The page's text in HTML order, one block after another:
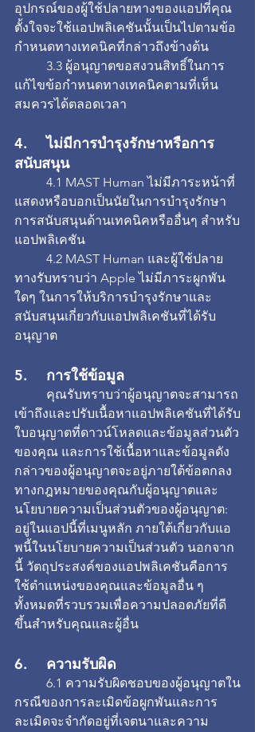
อุปกรณ์ของผู้ใช้ปลายทางของแอปที่คุณ
ตั้งใจจะใช้แอปพลิเคชันนั้นเป็นไปตามข้อ
กำหนดทางเทคนิคที่กล่าวถึงข้างต้น
แก้ไขข้อกำหนดทางเทคนิคตามที่เห็น
สมควรได้ตลอดเวลา
4. 	ไม่มีการบำรุงรักษาหรือการ
สนับสนุน
แสดงหรือบอกเป็นนัยในการบำรุงรักษา
การสนับสนุนด้านเทคนิคหรืออื่นๆ สำหรับ
แอปพลิเคชัน
ทางรับทราบว่า Apple ไม่มีภาระผูกพัน
ใดๆ ในการให้บริการบำรุงรักษาและ
สนับสนุนเกี่ยวกับแอปพลิเคชันที่ได้รับ
อนุญาต
5. 	การใช้ข้อมูล
เข้าถึงและปรับเนื้อหาแอปพลิเคชันที่ได้รับ
ใบอนุญาตที่ดาวน์โหลดและข้อมูลส่วนตัว
ของคุณ และการใช้เนื้อหาและข้อมูลดัง
กล่าวของผู้อนุญาตจะอยู่ภายใต้ข้อตกลง
ทางกฎหมายของคุณกับผู้อนุญาตและ
นโยบายความเป็นส่วนตัวของผู้อนุญาต:
อยู่ในแอปนี้ที่เมนูหลัก ภายใต้เกี่ยวกับแอ
พนี้ในนโยบายความเป็นส่วนตัว นอกจาก
นี้ วัตถุประสงค์ของแอปพลิเคชันคือการ
ใช้ตำแหน่งของคุณและข้อมูลอื่น ๆ
ทั้งหมดที่รวบรวมเพื่อความปลอดภัยที่ดี
ขึ้นสำหรับคุณและผู้อื่น
6. 	ความรับผิด
กรณีของการละเมิดข้อผูกพันและการ
ละเมิดจะจำกัดอยู่ที่เจตนาและความ